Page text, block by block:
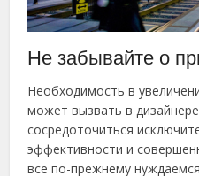
Не забывайте о
Необходимость в
может вызвать в
сосредоточиться
эффективности и
все по-прежнему